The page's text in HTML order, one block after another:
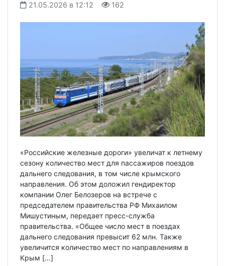
21.05.2026 в 12:12 162
«Российские железные дороги» увеличат к летнему
сезону количество мест для пассажиров поездов
дальнего следования, в том числе крымского
направления. Об этом доложил гендиректор
компании Олег Белозеров на встрече с
председателем правительства РФ Михаилом
Мишустиным, передает пресс-служба
правительства. «Общее число мест в поездах
дальнего следования превысит 62 млн. Также
увеличится количество мест по направлениям в
Крым […]